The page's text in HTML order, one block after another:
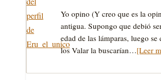
Yo opino (Y creo que es la
antigua. Supongo que debió
edad de las lámparas, luego
los Valar la buscarían…[Leer